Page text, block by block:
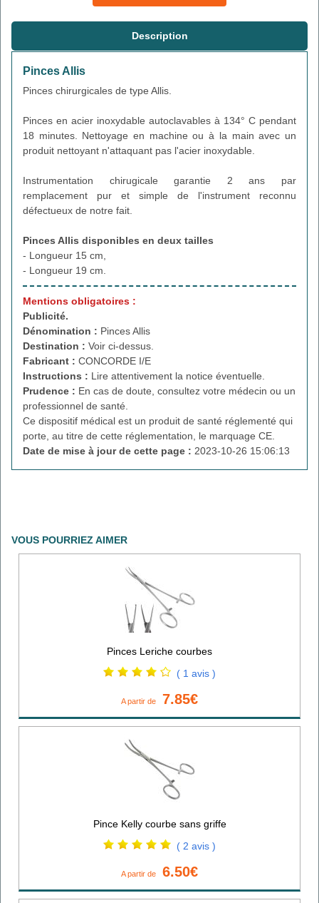
Description
Pinces Allis
Pinces chirurgicales de type Allis.
Pinces en acier inoxydable autoclavables à 134° C pendant
18 minutes. Nettoyage en machine ou à la main avec un
produit nettoyant n'attaquant pas l'acier inoxydable.
Instrumentation chirugicale garantie 2 ans par
remplacement pur et simple de l'instrument reconnu
défectueux de notre fait.
Pinces Allis disponibles en deux tailles
- Longueur 15 cm,
- Longueur 19 cm.
Mentions obligatoires :
Publicité.
Dénomination : Pinces Allis
Destination : Voir ci-dessus.
Fabricant : CONCORDE I/E
Instructions : Lire attentivement la notice éventuelle.
Prudence : En cas de doute, consultez votre médecin ou un
professionnel de santé.
Ce dispositif médical est un produit de santé réglementé qui
porte, au titre de cette réglementation, le marquage CE.
Date de mise à jour de cette page : 2023-10-26 15:06:13
VOUS POURRIEZ AIMER
Pinces Leriche courbes
( 1 avis )
A partir de 7.85€
Pince Kelly courbe sans griffe
( 2 avis )
A partir de 6.50€